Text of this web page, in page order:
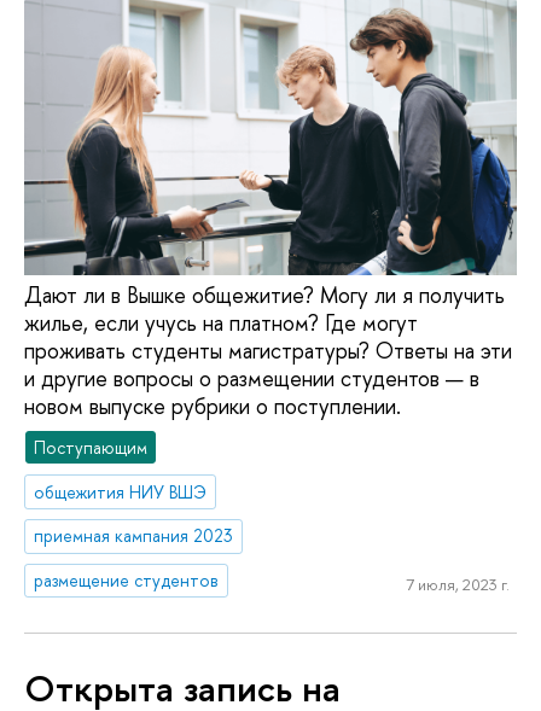
Дают ли в Вышке общежитие? Могу ли я получить
жилье, если учусь на платном? Где могут
проживать студенты магистратуры? Ответы на эти
и другие вопросы о размещении студентов — в
новом выпуске рубрики о поступлении.
Поступающим
общежития НИУ ВШЭ
приемная кампания 2023
размещение студентов
7 июля, 2023 г.
Открыта запись на